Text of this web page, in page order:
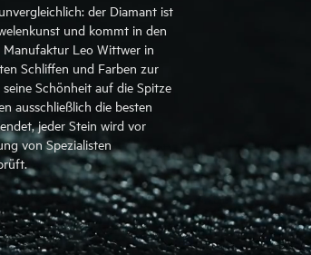
der Diamant ist
und kommt in den
Manufaktur Leo Wittwer in
Schliffen und Farben zur
Schönheit auf die Spitze
ausschließlich die besten
jeder Stein wird vor
von Spezialisten